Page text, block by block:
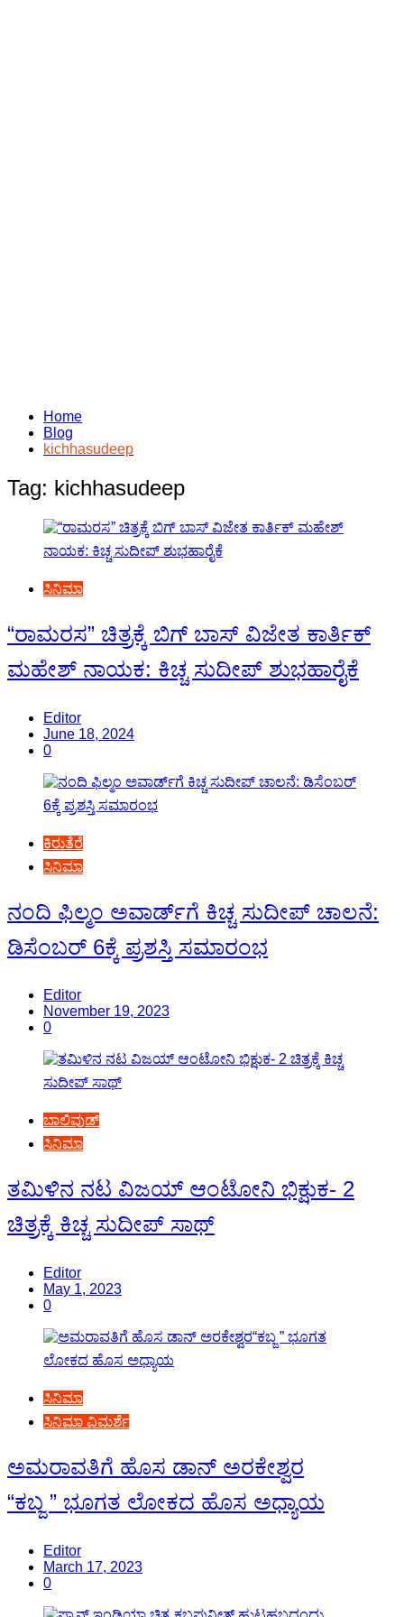
Home
Blog
kichhasudeep
Tag: kichhasudeep
ಸಿನಿಮಾ
“ರಾಮರಸ” ಚಿತ್ರಕ್ಕೆ ಬಿಗ್ ಬಾಸ್ ವಿಜೇತ ಕಾರ್ತಿಕ್
ಮಹೇಶ್ ನಾಯಕ: ಕಿಚ್ಚ ಸುದೀಪ್ ಶುಭಹಾರೈಕೆ
Editor
June 18, 2024
0
ಕಿರುತೆರೆ
ಸಿನಿಮಾ
ನಂದಿ ಫಿಲ್ಮಂ ಅವಾರ್ಡ್‍ಗೆ ಕಿಚ್ಚ ಸುದೀಪ್ ಚಾಲನೆ:
ಡಿಸೆಂಬರ್ 6ಕ್ಕೆ ಪ್ರಶಸ್ತಿ ಸಮಾರಂಭ
Editor
November 19, 2023
0
ಬಾಲಿವುಡ್
ಸಿನಿಮಾ
ತಮಿಳಿನ ನಟ ವಿಜಯ್ ಆಂಟೋನಿ ಭಿಕ್ಷುಕ- 2
ಚಿತ್ರಕ್ಕೆ ಕಿಚ್ಚ ಸುದೀಪ್ ಸಾಥ್
Editor
May 1, 2023
0
ಸಿನಿಮಾ
ಸಿನಿಮಾ ವಿಮರ್ಶೆ
ಅಮರಾವತಿಗೆ ಹೊಸ ಡಾನ್ ಅರಕೇಶ್ವರ
“ಕಬ್ಜ ” ಭೂಗತ ಲೋಕದ ಹೊಸ ಅಧ್ಯಾಯ
Editor
March 17, 2023
0